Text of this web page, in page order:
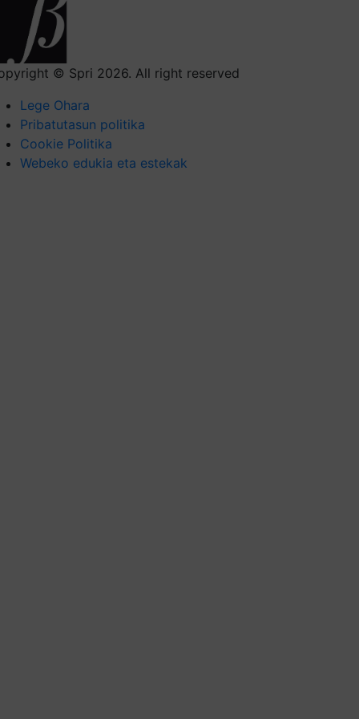
© Spri 2026. All right reserved
Lege Ohara
Pribatutasun politika
Cookie Politika
Webeko edukia eta estekak